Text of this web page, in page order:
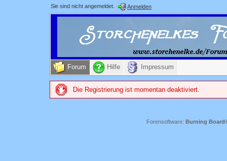
Sie sind nicht angemeldet. Anmelden
Forum Hilfe Impressum
Die Registrierung ist momentan deaktiviert.
Forensoftware: Burning